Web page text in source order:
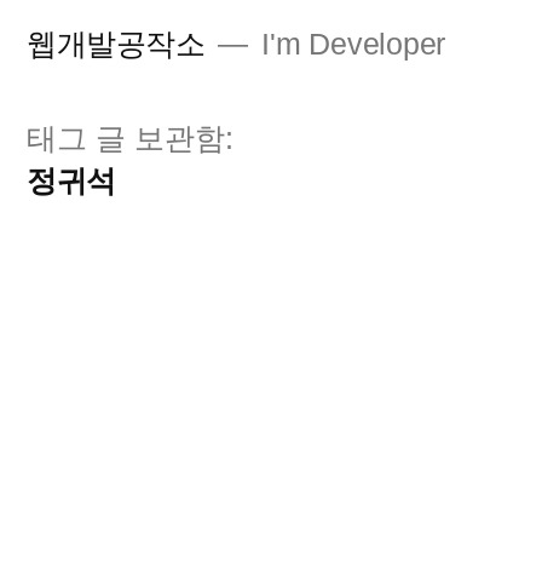
웹개발공작소 I'm Developer
태그 글 보관함:
정귀석